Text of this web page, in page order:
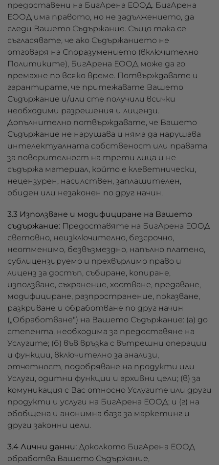
предоставени на БигАрена ЕООД. БигАрена
ЕООД има правото, но не задължението, да
следи Вашето Съдържание. Също така се
съгласявате, че ако Съдържанието не
отговаря на Споразумението (включително
Политиките), БигАрена ЕООД може да го
премахне по всяко време. Потвърждавате и
гарантирате, че притежавате Вашето
Съдържание и/или сте получили всички
необходими разрешения и лицензи.
Допълнително потвърждавате, че Вашето
Съдържание не нарушава и няма да нарушава
интелектуалната собственост или правата
за поверителност на трети лица и не
съдържа материал, който е клеветнически,
нецензурен, насилствен, заплашителен,
обиден или незаконен по друг начин.
3.3 Използване и модифициране на Вашето
съдържание: Предоставяте на БигАрена ЕООД
световно, неизключително, безсрочно,
неотменимо, безвъзмездно, напълно платено,
сублицензируемо и прехвърлимо право и
лиценз за достъп, събиране, копиране,
използване, съхранение, хостване, предаване,
модифициране, разпространение, показване,
разкриване и обработване по друг начин
(„Обработване") на Вашето Съдържание: (а) до
степента, необходима за предоставяне на
Услугите; (б) във връзка с вътрешни операции
и функции, включително за анализи,
отчетност, подобряване на продукти или
Услуги, одитни функции и архивни цели; (в) за
комуникация с Вас относно Услугите или други
продукти и услуги на БигАрена ЕООД; и (г) на
обобщена и анонимна база за маркетинг и
други законни цели.
3.4 Лични данни: Доколкото БигАрена ЕООД
обработва Вашето Съдържание,